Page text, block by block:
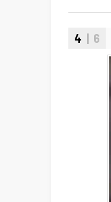
4 | 6